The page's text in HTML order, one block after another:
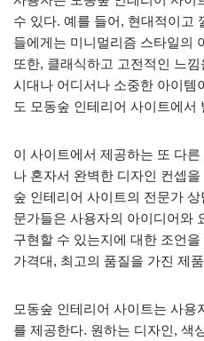
수 있다. 예를 들어, 현대적이고
들에게는 미니멀리즘 스타일의
또한, 클래식하고 고전적인 느
시대나 어디서나 소중한 아이템
도 모동숲 인테리어 사이트에서
이 사이트에서 제공하는 또 다
나 혼자서 완벽한 디자인 컨셉
숲 인테리어 사이트의 전문가
문가들은 사용자의 아이디어와
구현할 수 있는지에 대한 조언
가격대, 최고의 품질을 가진 제
모동숲 인테리어 사이트는 사용
를 제공한다. 원하는 디자인, 색